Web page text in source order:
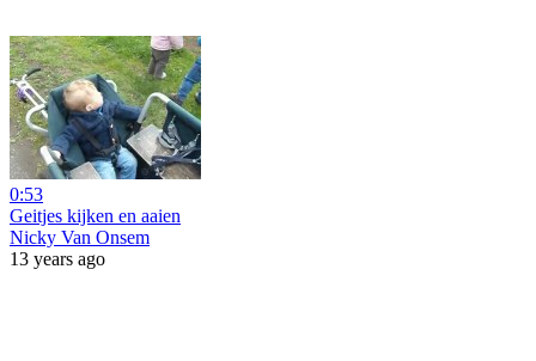
0:53
Geitjes kijken en aaien
Nicky Van Onsem
13 years ago